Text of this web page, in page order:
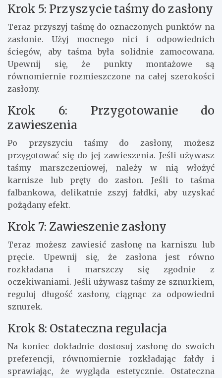
Krok 5: Przyszycie taśmy do zasłony
Teraz przyszyj taśmę do oznaczonych punktów na
zasłonie. Użyj mocnego nici i odpowiednich
ściegów, aby taśma była solidnie zamocowana.
Upewnij się, że punkty montażowe są
równomiernie rozmieszczone na całej szerokości
zasłony.
Krok 6: Przygotowanie do
zawieszenia
Po przyszyciu taśmy do zasłony, możesz
przygotować się do jej zawieszenia. Jeśli używasz
taśmy marszczeniowej, należy w nią włożyć
karnisze lub pręty do zasłon. Jeśli to taśma
falbankowa, delikatnie zszyj fałdki, aby uzyskać
pożądany efekt.
Krok 7: Zawieszenie zasłony
Teraz możesz zawiesić zasłonę na karniszu lub
pręcie. Upewnij się, że zasłona jest równo
rozkładana i marszczy się zgodnie z
oczekiwaniami. Jeśli używasz taśmy ze sznurkiem,
reguluj długość zasłony, ciągnąc za odpowiedni
sznurek.
Krok 8: Ostateczna regulacja
Na koniec dokładnie dostosuj zasłonę do swoich
preferencji, równomiernie rozkładając fałdy i
sprawiając, że wygląda estetycznie. Ostateczna